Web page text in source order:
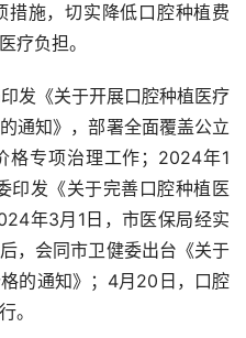
施，切实降低口腔种植费
疗负担。
发《关于开展口腔种植医疗
通知》，部署全面覆盖公立
格专项治理工作；2024年1
印发《关于完善口腔种植医
年3月1日，市医保局经实
，会同市卫健委出台《关于
的通知》；4月20日，口腔
。